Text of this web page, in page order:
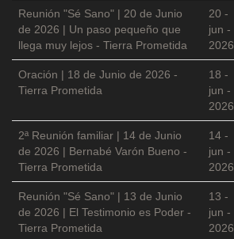
Reunión "Sé Sano" | 20 de Junio
de 2026 | Un paso pequeño que
llega muy lejos - Tierra Prometida
20 -
jun -
2026
Oración | 18 de Junio de 2026 -
Tierra Prometida
18 -
jun -
2026
2ª Reunión familiar | 14 de Junio
de 2026 | Bernabé Varón Bueno -
Tierra Prometida
14 -
jun -
2026
Reunión "Sé Sano" | 13 de Junio
de 2026 | El Testimonio es Poder -
Tierra Prometida
13 -
jun -
2026